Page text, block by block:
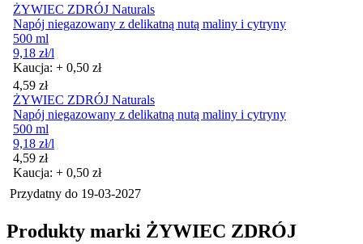
ŻYWIEC ZDRÓJ Naturals
Napój niegazowany z delikatną nutą maliny i cytryny
500 ml
9,18 zł/l
Kaucja: + 0,50 zł
Cena
4,59 zł
ŻYWIEC ZDRÓJ Naturals
Napój niegazowany z delikatną nutą maliny i cytryny
500 ml
9,18 zł/l
Cena
4,59 zł
Kaucja: + 0,50 zł
Przydatny do 19-03-2027
Produkty marki ŻYWIEC ZDRÓJ